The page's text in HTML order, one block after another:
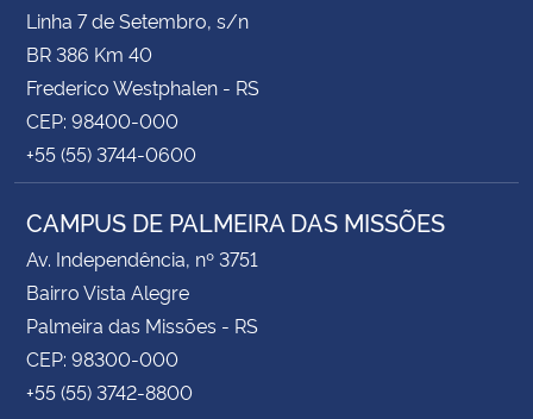
Linha 7 de Setembro, s/n
BR 386 Km 40
Frederico Westphalen - RS
CEP: 98400-000
+55 (55) 3744-0600
CAMPUS DE PALMEIRA DAS MISSÕES
Av. Independência, nº 3751
Bairro Vista Alegre
Palmeira das Missões - RS
CEP: 98300-000
+55 (55) 3742-8800